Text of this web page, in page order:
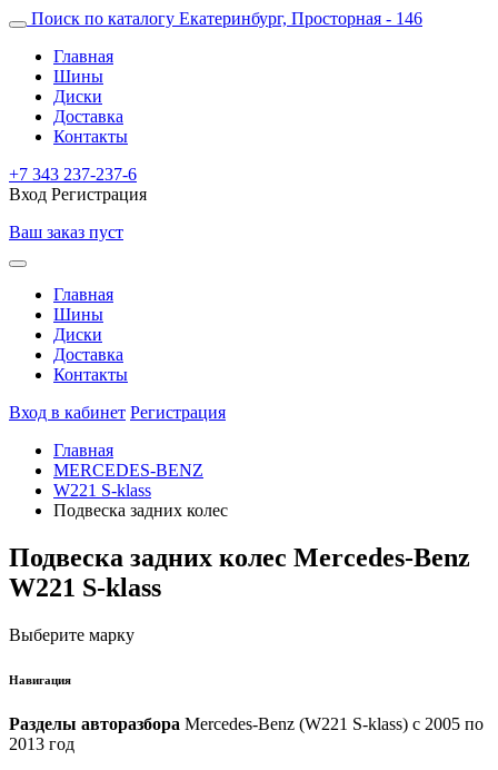
Поиск по каталогу Екатеринбург, Просторная - 146
Главная
Шины
Диски
Доставка
Контакты
+7 343 237-237-6
Вход Регистрация
Ваш заказ пуст
Главная
Шины
Диски
Доставка
Контакты
Вход в кабинет Регистрация
Главная
MERCEDES-BENZ
W221 S-klass
Подвеска задних колес
Подвеска задних колес Mercedes-Benz
W221 S-klass
Выберите марку
Навигация
Разделы авторазбора Mercedes-Benz (W221 S-klass) с 2005 по
2013 год